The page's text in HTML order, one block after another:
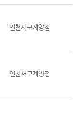
인천서구계양점
인천서구계양점